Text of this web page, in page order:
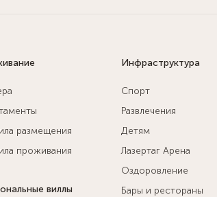
размещения
проживания
виллы
Инфраструктура
Спорт
Развлечения
Детям
Лазертаг Арена
Оздоровление
Бары и рестораны